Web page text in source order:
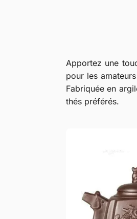
Apportez une
pour les
Fabriquée en
thés préférés.